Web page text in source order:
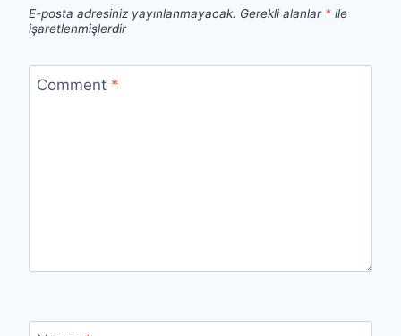
E-posta adresiniz yayınlanmayacak. Gerekli alanlar * ile
işaretlenmişlerdir
Comment *